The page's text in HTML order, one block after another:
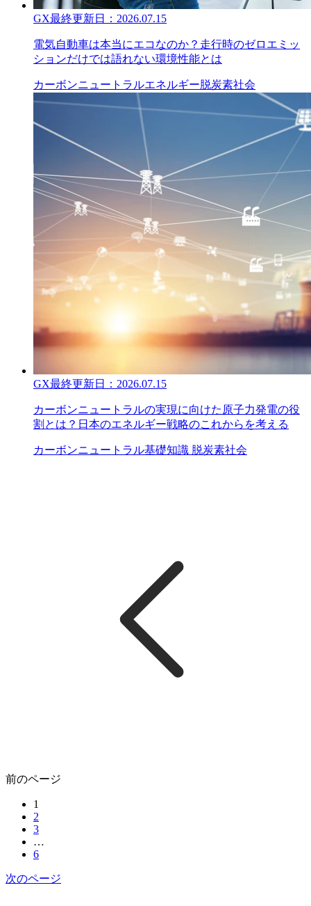
GX最終更新日： 2026.07.15
電気自動車は本当にエコなのか？走行時のゼロエミッ
ションだけでは語れない環境性能とは
カーボンニュートラルエネルギー脱炭素社会
GX最終更新日： 2026.07.15
カーボンニュートラルの実現に向けた原子力発電の役
割とは？日本のエネルギー戦略のこれからを考える
カーボンニュートラル基礎知識 脱炭素社会
前のページ
1
2
3
…
6
次のページ